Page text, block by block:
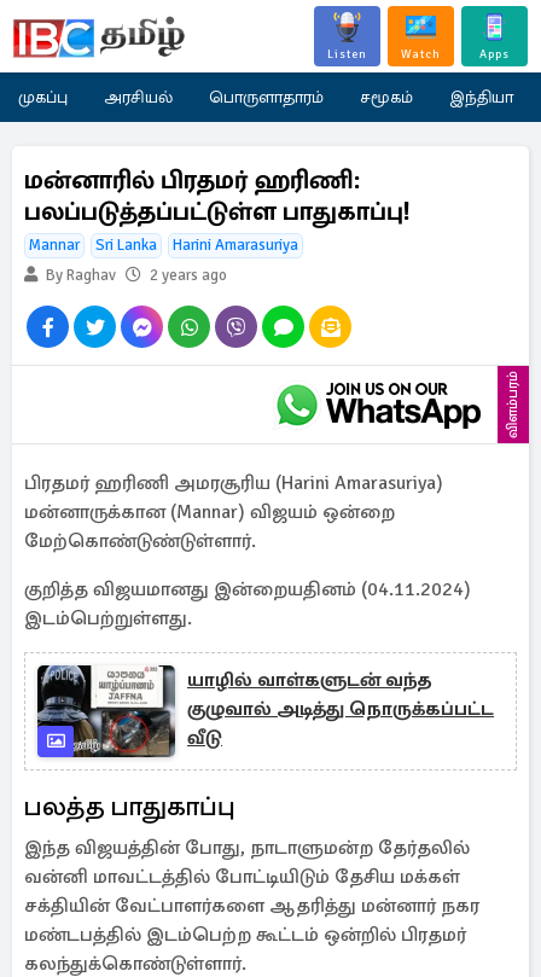
Listen Watch Apps
முகப்பு அரசியல் பொருளாதாரம் சமூகம் இந்தியா
மன்னாரில் பிரதமர் ஹரிணி:
பலப்படுத்தப்பட்டுள்ள பாதுகாப்பு!
Mannar Sri Lanka
Harini Amarasuriya
By Raghav
2 years ago
விளம்பரம்
பிரதமர் ஹரிணி அமரசூரிய (Harini Amarasuriya)
மன்னாருக்கான (Mannar) விஜயம் ஒன்றை
மேற்கொண்டுண்டுள்ளார்.
குறித்த விஜயமானது இன்றையதினம் (04.11.2024)
இடம்பெற்றுள்ளது.
யாழில் வாள்களுடன் வந்த
குழுவால் அடித்து நொருக்கப்பட்ட
வீடு
பலத்த பாதுகாப்பு
இந்த விஜயத்தின் போது, நாடாளுமன்ற தேர்தலில்
வன்னி மாவட்டத்தில் போட்டியிடும் தேசிய மக்கள்
சக்தியின் வேட்பாளர்களை ஆதரித்து மன்னார் நகர
மண்டபத்தில் இடம்பெற்ற கூட்டம் ஒன்றில் பிரதமர்
கலந்துக்கொண்டுள்ளார்.